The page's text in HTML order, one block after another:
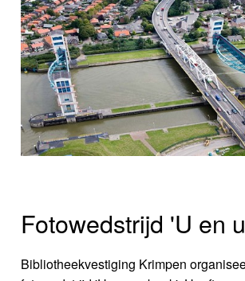
Fotowedstrijd 'U en
Bibliotheekvestiging Krimpen